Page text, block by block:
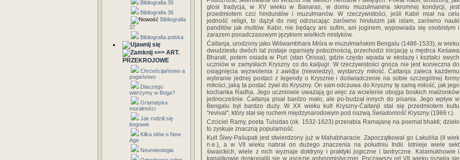
Bibliografia 35
Bibliografia 36
Bibliografia
37
Bibliografia polska
=>> ART.
PRZEKROJOWE
Chrześcijaństwo a
pogaństwo
Dlaczego
wierzymy w Boga?
Gramatyka
moralności
Jak rodzili się
bogowie
Kilka słów o New
Age
Neuroteologia
głosi tradycja, w XV wieku w Banaras, w domu muzułmanina skromnej kondycji, jest
przedmiotem czci hinduistów i muzułmanów. W rzeczywistości, jeśli Kabir miał na celu
jedność religii, to dążył do niej odrzucając zarówno hinduizm jak islam, zarówno nauki
panditów jak multów. Kabir, nie będący ani sufim, ani joginem, wypowiada się osobistym i
zarazem ponadczasowym językiem wielkich mistyków.
Ćaitanja, urodzony jako Wiśwambhara Miśra w muzułmańskim Bengalu (1486-1533), w wieku
dwudziestu dwóch lat zostaje ogarnięty pobożnością, przechodzi inicjację u mędrca Keśawa
Bharati, potem osiada w Puri (stan Orissa), gdzie często wpada w ekstazę i kształci swych
uczniów w zamysłach Kryszny co dokalijugi. W rzeczywistości gnoza nie jest konieczna do
osiągnięcia wyzwolenia zawidja (niewiedzy), wystarczy miłość. Ćaitanja zaleca każdemu
wybranie jednej postaci z legendy o Krysznie i doświadczenie na sobie szczególnej formy
miłości, jaką ta postać żywi do Kryszny. On sam odczuwa do Kryszny tę samą miłość, jak jego
kochanka Radha. Jego uczniowie uważają go więc za wcielenie obojga boskich małżonków
jednocześnie. Ćaitanja pisał bardzo mało, ale po-budzał innych do pisania. Jego wpływ w
Bengalu był bardzo duży. W XX wieku kult Kryszny-Ćaitanji stał się przedmiotem kultu
"revival", który stał się ruchem międzynarodowym pod nazwą Świadomość Kryszny(1966 r.).
Czciciel Ramy, poeta Tulsidas (ok. 1532-1623) przerabia Ramajanę na poemat bhakti; dzieło
to zyskuje znaczną popularność.
Kult Śiwy-Paśupati jest stwierdzony już w Mahabharacie. Zapoczątkował go Lakuliśa (II wiek
n.e.), a w VII wieku nabrał on dużego znaczenia na południu Indii. Istnieje wiele sekt
śiwaickich, wiele z nich wyznaje doktryny i praktyki jogiczne i tantryczne. Kalamukhowie i
kapalikowie doskonalili się w ascezie antynomistycznej. Począwszy od VII wieku rozwija się